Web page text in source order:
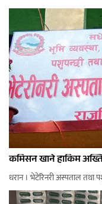
कमिसन खाने हाकिम
धरान । भेटेरिनरी अस्पताल तथा